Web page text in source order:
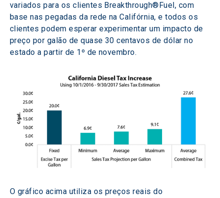
variados para os clientes Breakthrough®Fuel, com
base nas pegadas da rede na Califórnia, e todos os
clientes podem esperar experimentar um impacto de
preço por galão de quase 30 centavos de dólar no
estado a partir de 1º de novembro.
O gráfico acima utiliza os preços reais do